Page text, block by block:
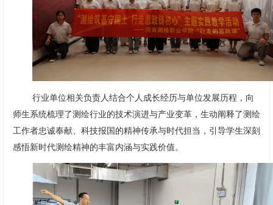
行业单位相关负责人结合个人成长经历与单位发展历程，向
师生系统梳理了测绘行业的技术演进与产业变革，生动阐释了测绘
工作者忠诚奉献、科技报国的精神传承与时代担当，引导学生深刻
感悟新时代测绘精神的丰富内涵与实践价值。